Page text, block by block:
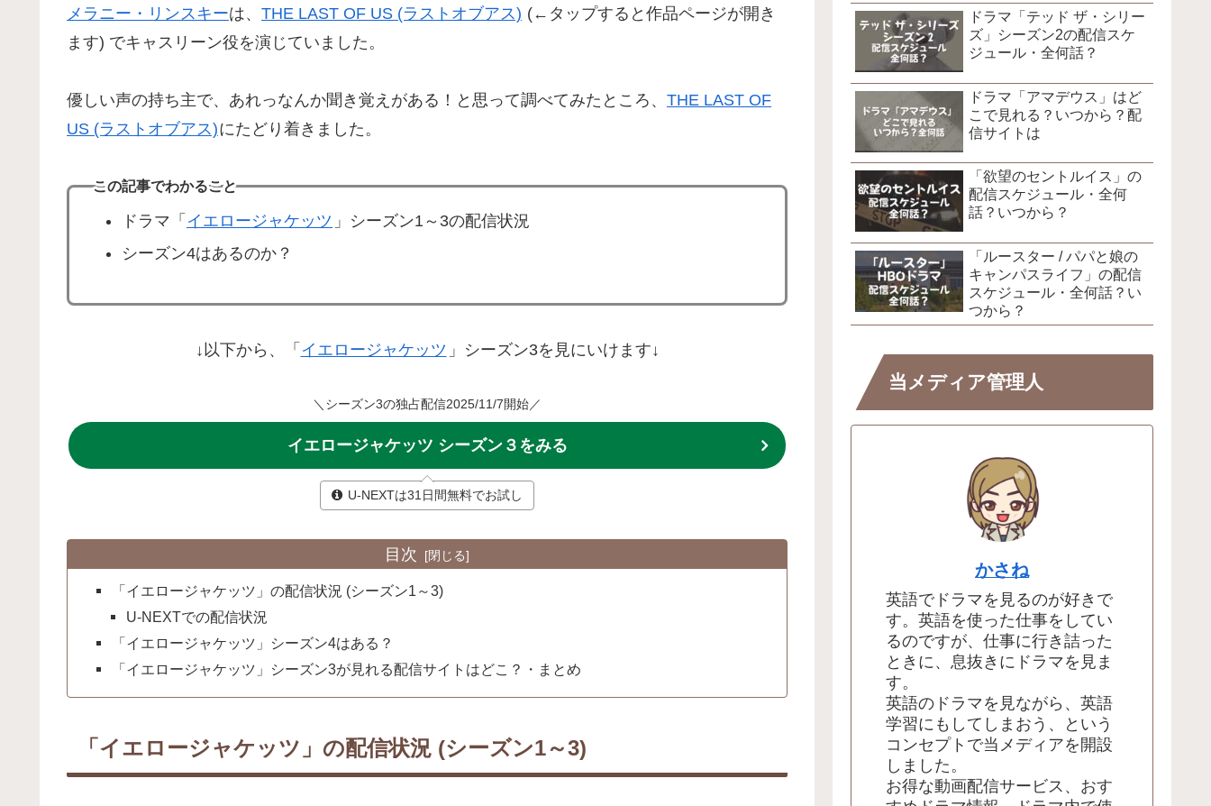
メラニー・リンスキーは、 THE LAST OF US (ラストオブアス) (←タップすると作品ページが開き
ます) でキャスリーン役を演じていました。
優しい声の持ち主で、あれっなんか聞き覚えがある！と思って調べてみたところ、 THE LAST OF
US (ラストオブアス)にたどり着きました。
この記事でわかること
ドラマ「 イエロージャケッツ 」シーズン1～3の配信状況
シーズン4はあるのか？
↓以下から、「 イエロージャケッツ 」シーズン3を見にいけます↓
＼シーズン3の独占配信2025/11/7開始／
イエロージャケッツ シーズン３をみる
U-NEXTは31日間無料でお試し
目次
「イエロージャケッツ」の配信状況 (シーズン1～3)
U-NEXTでの配信状況
「イエロージャケッツ」シーズン4はある？
「イエロージャケッツ」シーズン3が見れる配信サイトはどこ？・まとめ
「イエロージャケッツ」の配信状況 (シーズン1～3)
ドラマ「テッド ザ・シリー
ズ」シーズン2の配信スケ
ジュール・全何話？
ドラマ「アマデウス」はど
こで見れる？いつから？配
信サイトは
「欲望のセントルイス」の
配信スケジュール・全何
話？いつから？
「ルースター / パパと娘の
キャンパスライフ」の配信
スケジュール・全何話？い
つから？
当メディア管理人
かさね
英語でドラマを見るのが好きで
す。英語を使った仕事をしてい
るのですが、仕事に行き詰った
ときに、息抜きにドラマを見ま
す。
英語のドラマを見ながら、英語
学習にもしてしまおう、という
コンセプトで当メディアを開設
しました。
お得な動画配信サービス、おす